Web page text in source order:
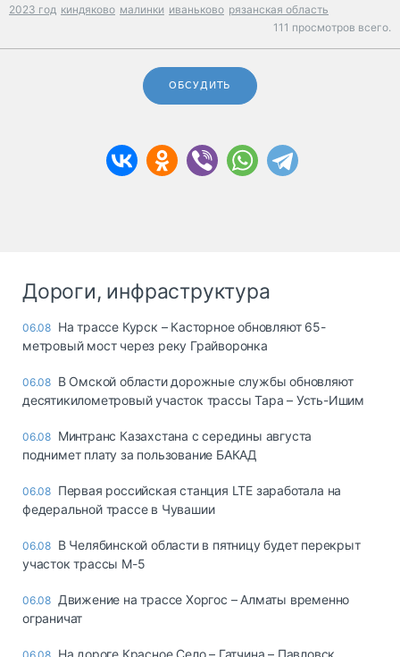
2023 год киндяково малинки иваньково рязанская область
111 просмотров всего.
ОБСУДИТЬ
Дороги, инфраструктура
06.08 На трассе Курск – Касторное обновляют 65-
метровый мост через реку Грайворонка
06.08 В Омской области дорожные службы обновляют
десятикилометровый участок трассы Тара – Усть-Ишим
06.08 Минтранс Казахстана с середины августа
поднимет плату за пользование БАКАД
06.08 Первая российская станция LTE заработала на
федеральной трассе в Чувашии
06.08 В Челябинской области в пятницу будет перекрыт
участок трассы М-5
06.08 Движение на трассе Хоргос – Алматы временно
ограничат
На дороге Красное Село – Гатчина – Павловск